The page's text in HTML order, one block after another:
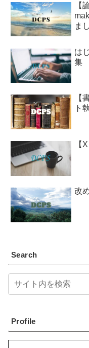
【
ま
は
集
【
ト
【
改
Search
Profile